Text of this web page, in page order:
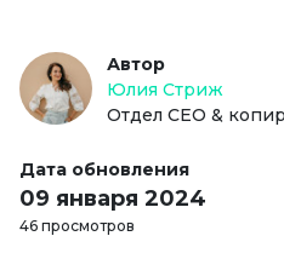
Автор
Юлия Стриж
Отдел СЕО &
Дата обновления
09 января 2024
46 просмотров